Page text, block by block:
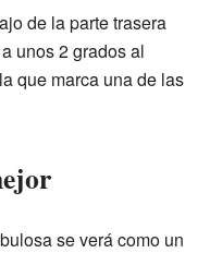
de la parte trasera
unos 2 grados al
que marca una de las
se verá como un